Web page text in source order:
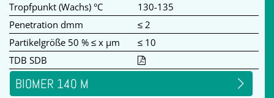
Tropfpunkt (Wachs) °C
130-135
Penetration dmm
≤ 2
Partikelgröße 50 % ≤ x µm
≤ 10
TDB SDB
BIOMER 140 M